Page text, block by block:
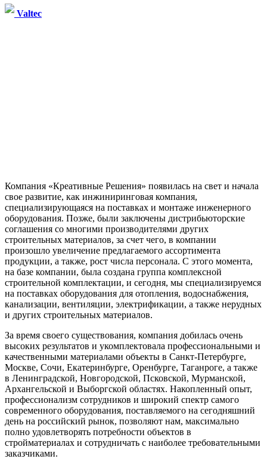
Valtec
Компания «Креативные Решения» появилась на свет и начала
свое развитие, как инжиниринговая компания,
специализирующаяся на поставках и монтаже инженерного
оборудования. Позже, были заключены дистрибьюторские
соглашения со многими производителями других
строительных материалов, за счет чего, в компании
произошло увеличение предлагаемого ассортимента
продукции, а также, рост числа персонала. С этого момента,
на базе компании, была создана группа комплексной
строительной комплектации, и сегодня, мы специализируемся
на поставках оборудования для отопления, водоснабжения,
канализации, вентиляции, электрификации, а также нерудных
и других строительных материалов.
За время своего существования, компания добилась очень
высоких результатов и укомплектовала профессиональными и
качественными материалами объекты в Санкт-Петербурге,
Москве, Сочи, Екатеринбурге, Оренбурге, Таганроге, а также
в Ленинградской, Новгородской, Псковской, Мурманской,
Архангельской и Выборгской областях. Накопленный опыт,
профессионализм сотрудников и широкий спектр самого
современного оборудования, поставляемого на сегодняшний
день на российский рынок, позволяют нам, максимально
полно удовлетворять потребности объектов в
стройматериалах и сотрудничать с наиболее требовательными
заказчиками.